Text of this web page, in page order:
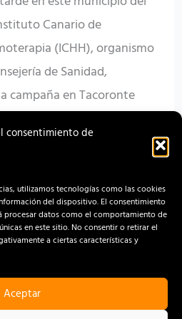
consentimiento de
utilizamos tecnologías como las cookies
del dispositivo. El consentimiento
procesar datos como el comportamiento de
en este sitio. No consentir o retirar el
a ciertas características y
Aceptar
Canario de
(ICHH), organismo
de Sanidad,
campaña en Tacoronte
del norte de Tenerife.
CONTACTO